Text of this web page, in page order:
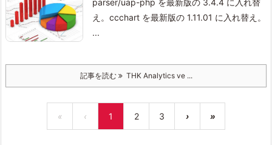
parser/uap-php を最新版の 3.4.4 に入れ替
え。 ccchart を最新版の 1.11.01 に入れ替え。
...
記事を読む THK Analytics ve ...
« ‹ 1 2 3 › »